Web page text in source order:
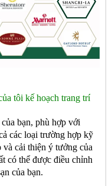
tôi kế hoạch trang trí
bạn, phù hợp với
các loại trường hợp kỹ
và cải thiện ý tưởng của
có thể được điều chỉnh
của bạn.